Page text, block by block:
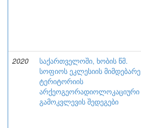
2020
საქართველოში, ხობის წმ.
სოფიოს ეკლესიის მიმდებარე
ტერიტორიის
არქეოგეორადიოლოკაციური
გამოკვლევის შედეგები